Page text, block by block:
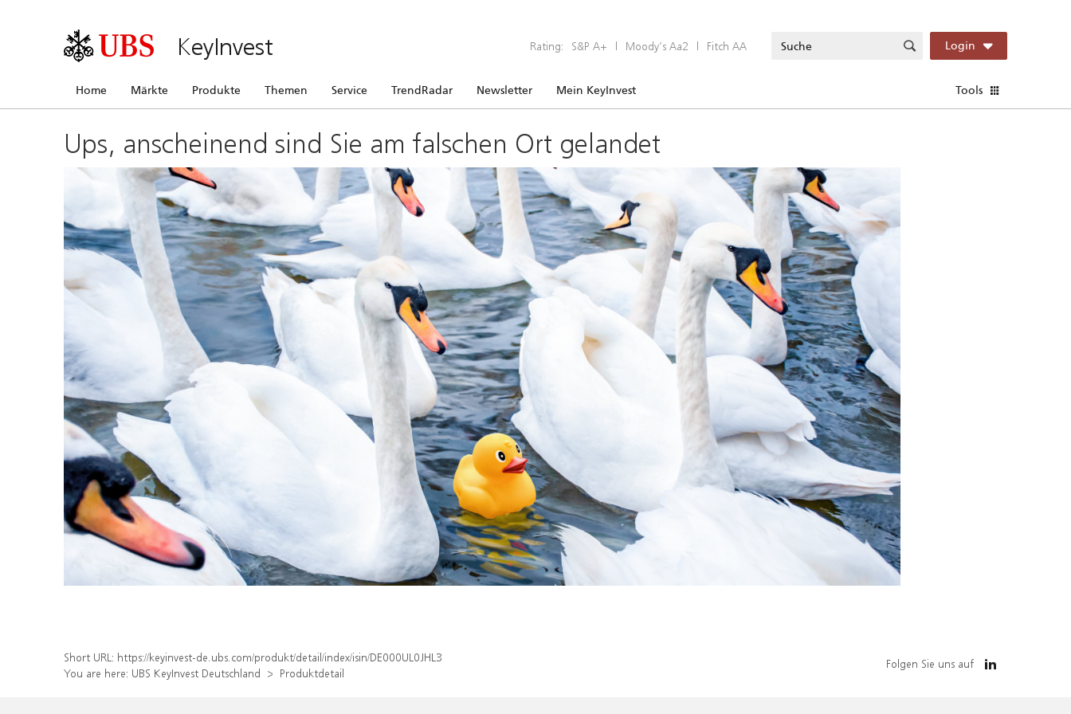
KeyInvest Rating: S&P A+ | Moody’s Aa2 | Fitch AA Login
Home Märkte Produkte Themen Service TrendRadar Newsletter Mein KeyInvest Tools
Ups, anscheinend sind Sie am falschen Ort gelandet
Short URL: https://keyinvest-de.ubs.com/produkt/detail/index/isin/DE000UL0JHL3
You are here: UBS KeyInvest Deutschland Produktdetail
Folgen Sie uns auf